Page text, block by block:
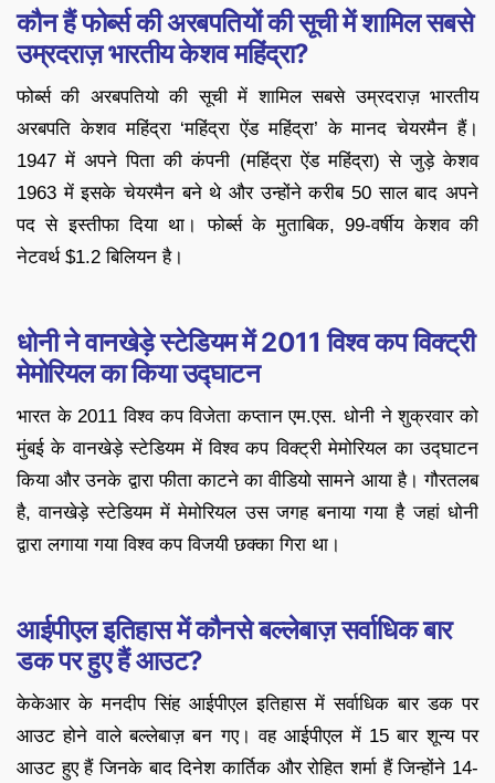
कौन हैं फोर्ब्स की अरबपतियों की सूची में शामिल सबसे
उम्रदराज़ भारतीय केशव महिंद्रा?
फोर्ब्स की अरबपतियो की सूची में शामिल सबसे उम्रदराज़ भारतीय
अरबपति केशव महिंद्रा ‘महिंद्रा ऐंड महिंद्रा’ के मानद चेयरमैन हैं।
1947 में अपने पिता की कंपनी (महिंद्रा ऐंड महिंद्रा) से जुड़े केशव
1963 में इसके चेयरमैन बने थे और उन्होंने करीब 50 साल बाद अपने
पद से इस्तीफा दिया था। फोर्ब्स के मुताबिक, 99-वर्षीय केशव की
नेटवर्थ $1.2 बिलियन है।
धोनी ने वानखेड़े स्टेडियम में 2011 विश्व कप विक्ट्री
मेमोरियल का किया उद्घाटन
भारत के 2011 विश्व कप विजेता कप्तान एम.एस. धोनी ने शुक्रवार को
मुंबई के वानखेड़े स्टेडियम में विश्व कप विक्ट्री मेमोरियल का उद्घाटन
किया और उनके द्वारा फीता काटने का वीडियो सामने आया है। गौरतलब
है, वानखेड़े स्टेडियम में मेमोरियल उस जगह बनाया गया है जहां धोनी
द्वारा लगाया गया विश्व कप विजयी छक्का गिरा था।
आईपीएल इतिहास में कौनसे बल्लेबाज़ सर्वाधिक बार
डक पर हुए हैं आउट?
केकेआर के मनदीप सिंह आईपीएल इतिहास में सर्वाधिक बार डक पर
आउट होने वाले बल्लेबाज़ बन गए। वह आईपीएल में 15 बार शून्य पर
आउट हुए हैं जिनके बाद दिनेश कार्तिक और रोहित शर्मा हैं जिन्होंने 14-